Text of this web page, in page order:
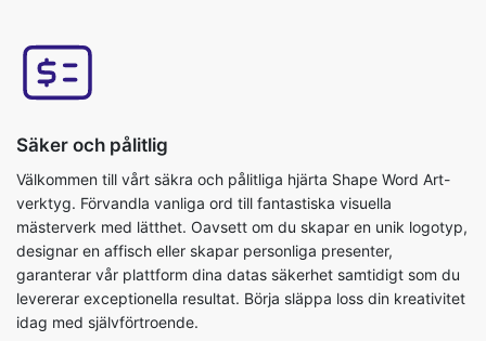
Säker och pålitlig
Välkommen till vårt säkra och pålitliga hjärta Shape Word Art-
verktyg. Förvandla vanliga ord till fantastiska visuella
mästerverk med lätthet. Oavsett om du skapar en unik logotyp,
designar en affisch eller skapar personliga presenter,
garanterar vår plattform dina datas säkerhet samtidigt som du
levererar exceptionella resultat. Börja släppa loss din kreativitet
idag med självförtroende.